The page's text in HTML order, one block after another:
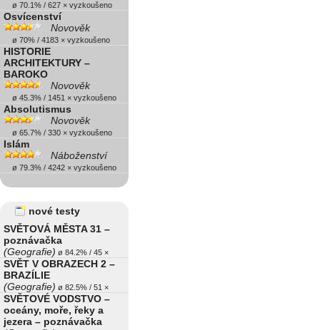
ø 70.1% / 627 × vyzkoušeno
Osvícenství
Novověk
ø 70% / 4183 × vyzkoušeno
HISTORIE
ARCHITEKTURY –
BAROKO
Novověk
ø 45.3% / 1451 × vyzkoušeno
Absolutismus
Novověk
ø 65.7% / 330 × vyzkoušeno
Islám
Náboženství
ø 79.3% / 4242 × vyzkoušeno
nové testy
SVĚTOVÁ MĚSTA 31 –
poznávačka
(Geografie) ø 84.2% / 45 ×
SVĚT V OBRAZECH 2 –
BRAZÍLIE
(Geografie) ø 82.5% / 51 ×
SVĚTOVÉ VODSTVO –
oceány, moře, řeky a
jezera – poznávačka